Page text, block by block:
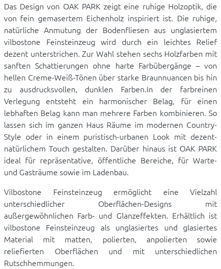
Das Design von OAK PARK zeigt eine ruhige Holzoptik, die
von fein gemasertem Eichenholz inspiriert ist. Die ruhige,
natürliche Anmutung der Bodenfliesen aus unglasiertem
vilbostone Feinsteinzeug wird durch ein leichtes Relief
dezent unterstrichen. Zur Wahl stehen sechs Holzfarben mit
sanften Schattierungen ohne harte Farbübergänge – von
hellen Creme-Weiß-Tönen über starke Braunnuancen bis hin
zu ausdrucksvollen, dunklen Farben.In der farbreinen
Verlegung entsteht ein harmonischer Belag, für einen
lebhaften Belag kann man mehrere Farben kombinieren. So
lassen sich im ganzen Haus Räume im modernen Country-
Style oder in einem puristisch-urbanen Look mit dezent-
natürlichem Touch gestalten. Darüber hinaus ist OAK PARK
ideal für repräsentative, öffentliche Bereiche, für Warte-
und Gasträume sowie im Ladenbau.
Vilbostone Feinsteinzeug ermöglicht eine Vielzahl
unterschiedlicher Oberflächen-Designs mit
außergewöhnlichen Farb- und Glanzeffekten. Erhältlich ist
vilbostone Feinsteinzeug als unglasiertes und glasiertes
Material mit matten, polierten, anpolierten sowie
reliefierten Oberflächen und mit unterschiedlichen
Rutschhemmungen.